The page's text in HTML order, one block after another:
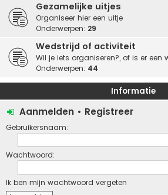
Gezamelijke uitjes
Organiseer hier een uitje
Onderwerpen: 29
Wedstrijd of activiteit
Wil je iets organiseren?, of is er een
Onderwerpen: 44
Informatie
Aanmelden • Registreer
Gebruikersnaam:
Wachtwoord:
Ik ben mijn wachtwoord vergeten